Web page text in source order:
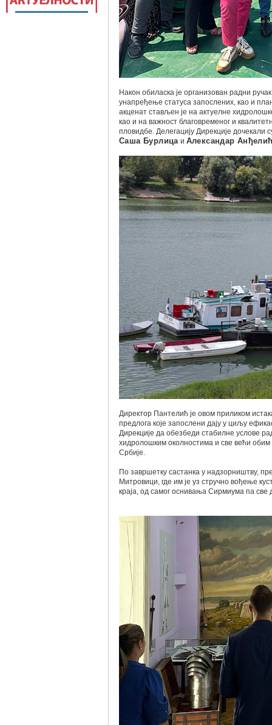
Након обиласка је организован радни
унапређење статуса запослених, као и
акценат стављен је на актуелне
као и на важност благовременог и
пловидбе. Делегацију Дирекције
Саша Бурлицаи Александар
Директор Пантелић је овом приликом
предлога које запослени дају у циљу
Дирекције да обезбеди стабилне услове
хидролошким околностима и све већи
Србије.
По завршетку састанка у надзорништву,
Митровици, где им је уз стручно вођење
краја, од самог оснивања Сирмиума па све